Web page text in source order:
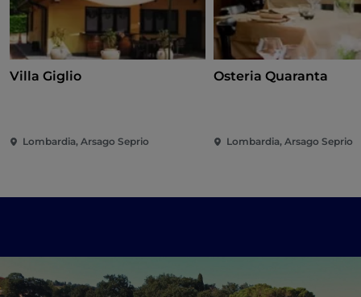
Villa Giglio
Lombardia, Arsago Seprio
Osteria Quaranta
Lombardia, Arsago Seprio